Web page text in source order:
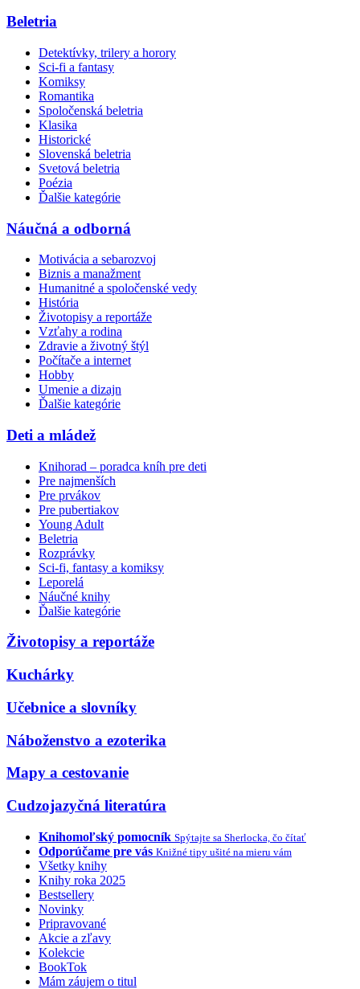
Beletria
Detektívky, trilery a horory
Sci-fi a fantasy
Komiksy
Romantika
Spoločenská beletria
Klasika
Historické
Slovenská beletria
Svetová beletria
Poézia
Ďalšie kategórie
Náučná a odborná
Motivácia a sebarozvoj
Biznis a manažment
Humanitné a spoločenské vedy
História
Životopisy a reportáže
Vzťahy a rodina
Zdravie a životný štýl
Počítače a internet
Hobby
Umenie a dizajn
Ďalšie kategórie
Deti a mládež
Knihorad – poradca kníh pre deti
Pre najmenších
Pre prvákov
Pre pubertiakov
Young Adult
Beletria
Rozprávky
Sci-fi, fantasy a komiksy
Leporelá
Náučné knihy
Ďalšie kategórie
Životopisy a reportáže
Kuchárky
Učebnice a slovníky
Náboženstvo a ezoterika
Mapy a cestovanie
Cudzojazyčná literatúra
Knihomoľský pomocník Spýtajte sa Sherlocka, čo čítať
Odporúčame pre vás Knižné tipy ušité na mieru vám
Všetky knihy
Knihy roka 2025
Bestsellery
Novinky
Pripravované
Akcie a zľavy
Kolekcie
BookTok
Mám záujem o titul